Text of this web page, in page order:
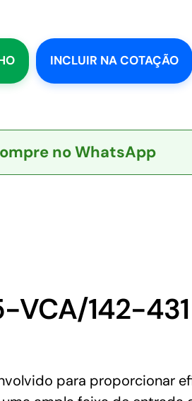
INCLUIR NA COTAÇÃO
no WhatsApp
142-
para proporcionar